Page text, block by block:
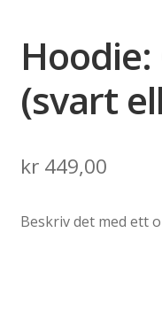
(svart
kr449,00
Beskriv det med ett